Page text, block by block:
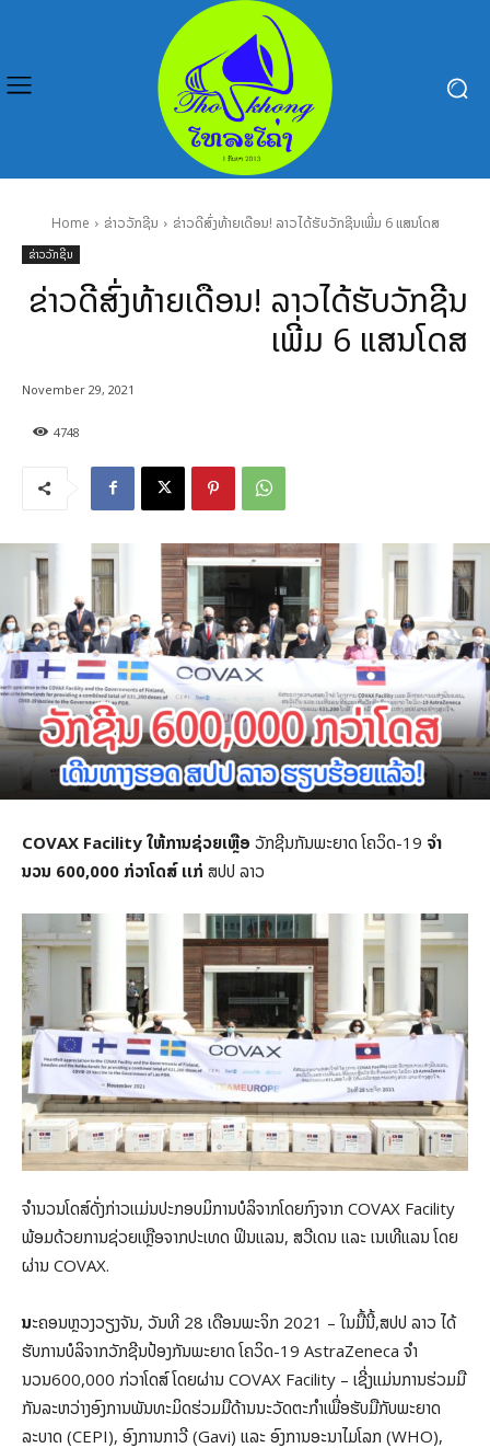
Home ຂ່າວວັກຊີນ ຂ່າວດີສົ່ງທ້າຍເດືອນ! ລາວໄດ້ຮັບວັກຊີນເພີ່ມ 6 ແສນໂດສ
ຂ່າວວັກຊີນ
ຂ່າວດີສົ່ງທ້າຍເດືອນ! ລາວໄດ້ຮັບວັກຊີນ
ເພີ່ມ 6 ແສນໂດສ
4748
November 29, 2021
COVAX Facility ໃຫ້ການຊ່ວຍເຫຼືອ ວັກຊີນກັນພະຍາດ ໂຄວິດ-19 ຈໍາ
ນວນ 600,000 ກ່ວາໂດສ໌​ ເເກ່ ສປປ ລາວ
ຈຳນວນໂດສ໌ດັ່ງກ່າວເເມ່ນປະກອບມິການບໍລິຈາກໂດຍກົງຈາກ COVAX Facility
ພ້ອມດ້ວຍການຊ່ວຍເຫຼືອຈາກປະເທດ ຟິນແລນ, ສວີເດນ ເເລະ ເນເທີແລນ ໂດຍ
ຜ່ານ COVAX.
ນະຄອນຫຼວງວຽງຈັນ, ວັນທີ 28 ເດືອນພະຈິກ 2021 – ໃນມື້ນີ້,ສປປ ລາວ ໄດ້
ຮັບການບໍລິຈາກ​ວັກຊີນປ້ອງກັນພະຍາດ ໂຄວິດ-19 AstraZeneca ຈໍາ
ນວນ600,000 ກ່ວາໂດສ໌​ ໂດຍຜ່ານ COVAX Facility – ເຊີ່ງແມ່ນ​ການຮ່ວມມື
ກັນລະຫວ່າງອົງການພັນທະມິດຮ່ວມມືດ້ານນະວັດຕະກໍາເພື່ອຮັບມືກັບພະຍາດ
ລະບາດ (CEPI), ອົງການກາວີ (Gavi) ແລະ ອົງການອະນາໄມໂລກ (WHO),